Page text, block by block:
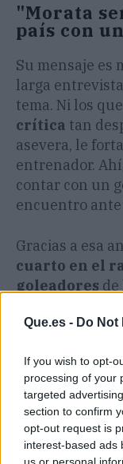
Que.es - Do
If you wish to opt-
processing of your
targeted
section to confirm
opt-out request is
interest-based ads
"Morata
país con
Su mensaje es
larga
tema. Ni los que
crítica tan
asevera, le
entrenador.
contar con un
encuentro ante
Gracias a esa
cuarto en el
goleadores
36 goles en
de cara a
demostrando.
realizando
recuperar
jugadas a